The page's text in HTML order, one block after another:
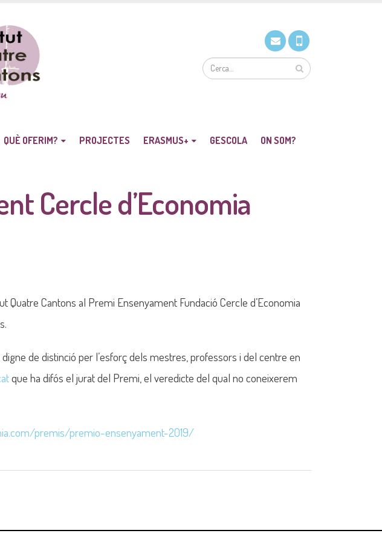
QUÈ OFERIM? PROJECTES ERASMUS+ GESCOLA ON SOM?
Cercle d’Economia
Cantons al Premi Ensenyament Fundació Cercle d’Economia
de distinció per l’esforç dels mestres, professors i del centre en
que ha difós el jurat del Premi, el veredicte del qual no coneixerem
com/premis/premio-ensenyament-2019/